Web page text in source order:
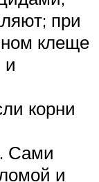
при
клеще
и
корни
Сами
и